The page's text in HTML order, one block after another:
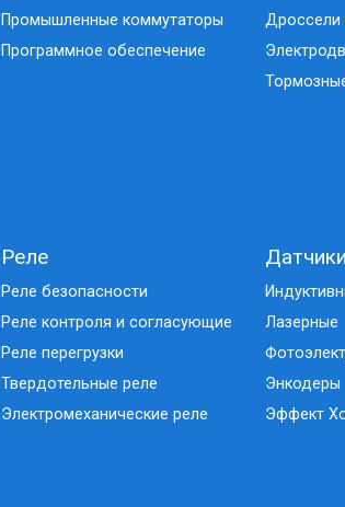
Промышленные коммутаторы
Программное обеспечение
Дроссели
Реле
Реле безопасности
Реле контроля и согласующие
Реле перегрузки
Твердотельные реле
Электромеханические реле
Датчики
Лазерные
Энкодеры
Эффект